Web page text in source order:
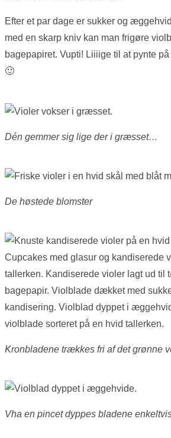
Efter et par dage er sukker og
med en skarp kniv kan man frigøre
bagepapiret. Vupti! Liiiige til at pynte
🙂
Dén gemmer sig lige der i græsset…
De høstede blomster
Kronbladene trækkes fri af det grønne
Vha en pincet dyppes bladene